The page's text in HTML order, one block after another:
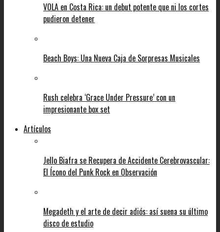
VOLA en Costa Rica: un debut potente que ni los cortes
pudieron detener
Beach Boys: Una Nueva Caja de Sorpresas Musicales
Rush celebra ‘Grace Under Pressure’ con un
impresionante box set
Artículos
Jello Biafra se Recupera de Accidente Cerebrovascular:
El Ícono del Punk Rock en Observación
Megadeth y el arte de decir adiós: así suena su último
disco de estudio